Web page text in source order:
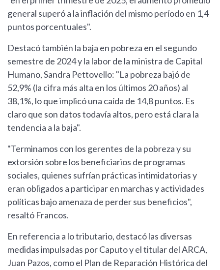
general superó a la inflación del mismo período en 1,4
puntos porcentuales".
Destacó también la baja en pobreza en el segundo
semestre de 2024 y la labor de la ministra de Capital
Humano, Sandra Pettovello: "La pobreza bajó de
52,9% (la cifra más alta en los últimos 20 años) al
38,1%, lo que implicó una caída de 14,8 puntos. Es
claro que son datos todavía altos, pero está clara la
tendencia a la baja".
"Terminamos con los gerentes de la pobreza y su
extorsión sobre los beneficiarios de programas
sociales, quienes sufrían prácticas intimidatorias y
eran obligados a participar en marchas y actividades
políticas bajo amenaza de perder sus beneficios",
resaltó Francos.
En referencia a lo tributario, destacó las diversas
medidas impulsadas por Caputo y el titular del ARCA,
Juan Pazos, como el Plan de Reparación Histórica del